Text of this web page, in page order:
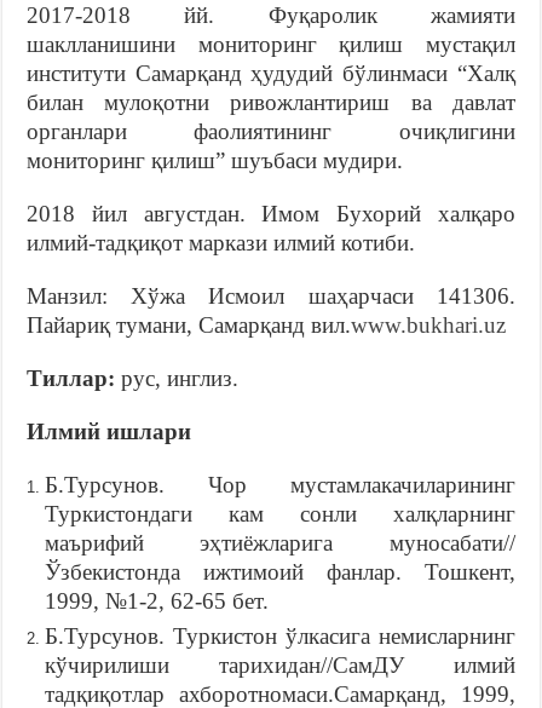
2017-2018 йй. Фуқаролик жамияти
шаклланишини мониторинг қилиш мустақил
институти Самарқанд ҳудудий бўлинмаси “Халқ
билан мулоқотни ривожлантириш ва давлат
органлари фаолиятининг очиқлигини
мониторинг қилиш” шуъбаси мудири.
2018 йил августдан. Имом Бухорий халқаро
илмий-тадқиқот маркази илмий котиби.
Манзил: Хўжа Исмоил шаҳарчаси 141306.
Пайариқ тумани, Самарқанд вил.www.bukhari.uz
Тиллар: рус, инглиз.
Илмий ишлари
Б.Турсунов. Чор мустамлакачиларининг
Туркистондаги кам сонли халқларнинг
маърифий эҳтиёжларига муносабати//
Ўзбекистонда ижтимоий фанлар. Тошкент,
1999, №1-2, 62-65 бет.
Б.Турсунов. Туркистон ўлкасига немисларнинг
кўчирилиши тарихидан//СамДУ илмий
тадқиқотлар ахборотномаси.Самарқанд, 1999,